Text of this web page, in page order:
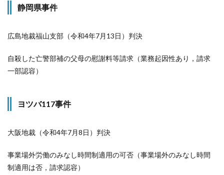
静岡県事件
広島地裁福山支部（令和4年7月13日）判決
自殺した亡警部補の父母の慰謝料等請求（業務起因性あり，請求
一部認容）
ヨツバ117事件
大阪地裁（令和4年7月8日）判決
事業場外労働のみなし時間制適用の可否（事業場外のみなし時間
制適用は否，請求認容）